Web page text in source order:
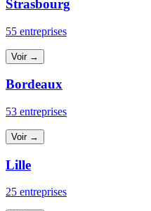
Strasbourg
55 entreprises
Voir →
Bordeaux
53 entreprises
Voir →
Lille
25 entreprises